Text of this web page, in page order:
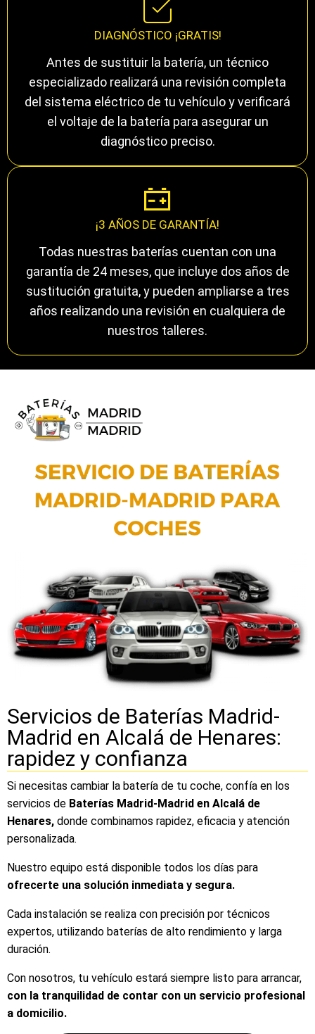
DIAGNÓSTICO ¡GRATIS!
Antes de sustituir la batería, un técnico
especializado realizará una revisión completa
del sistema eléctrico de tu vehículo y verificará
el voltaje de la batería para asegurar un
diagnóstico preciso.
¡3 AÑOS DE GARANTÍA!
Todas nuestras baterías cuentan con una
garantía de 24 meses, que incluye dos años de
sustitución gratuita, y pueden ampliarse a tres
años realizando una revisión en cualquiera de
nuestros talleres.
Servicios de Baterías Madrid-
Madrid en Alcalá de Henares:
rapidez y confianza
Si necesitas cambiar la batería de tu coche, confía en los
servicios de Baterías Madrid-Madrid en Alcalá de
Henares, donde combinamos rapidez, eficacia y atención
personalizada.
Nuestro equipo está disponible todos los días para
ofrecerte una solución inmediata y segura.
Cada instalación se realiza con precisión por técnicos
expertos, utilizando baterías de alto rendimiento y larga
duración.
Con nosotros, tu vehículo estará siempre listo para arrancar,
con la tranquilidad de contar con un servicio profesional
a domicilio.